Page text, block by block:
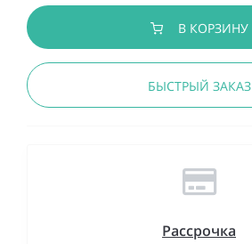
В КОРЗИНУ
БЫСТРЫЙ ЗАКАЗ
Рассрочка